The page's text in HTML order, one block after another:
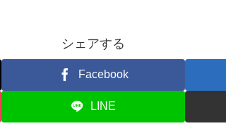
シェアする
Facebook
LINE